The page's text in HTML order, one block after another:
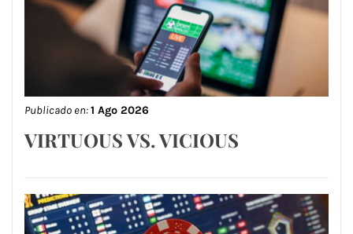
Publicado en:1 Ago 2026
VIRTUOUS VS. VICIOUS